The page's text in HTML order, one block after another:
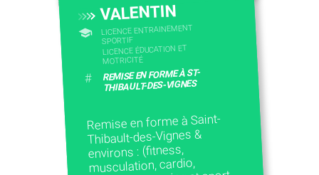
VALENTIN
LICENCE ENTRAINEMENT
SPORTIF
LICENCE ÉDUCATION ET
MOTRICITÉ
# REMISE EN FORME À ST-
THIBAULT-DES-VIGNES
Remise en forme à Saint-
Thibault-des-Vignes &
environs : (fitness,
musculation, cardio,